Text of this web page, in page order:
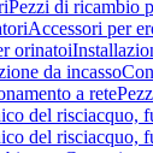
Pezzi di ricambio
Accessori per
orinatoi
da incasso
a rete
del risciacquo,
del risciacquo,